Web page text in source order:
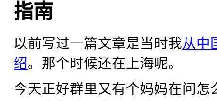
指南
以前写过一篇文章是当时我从中
绍。那个时候还在上海呢。
今天正好群里又有个妈妈在问